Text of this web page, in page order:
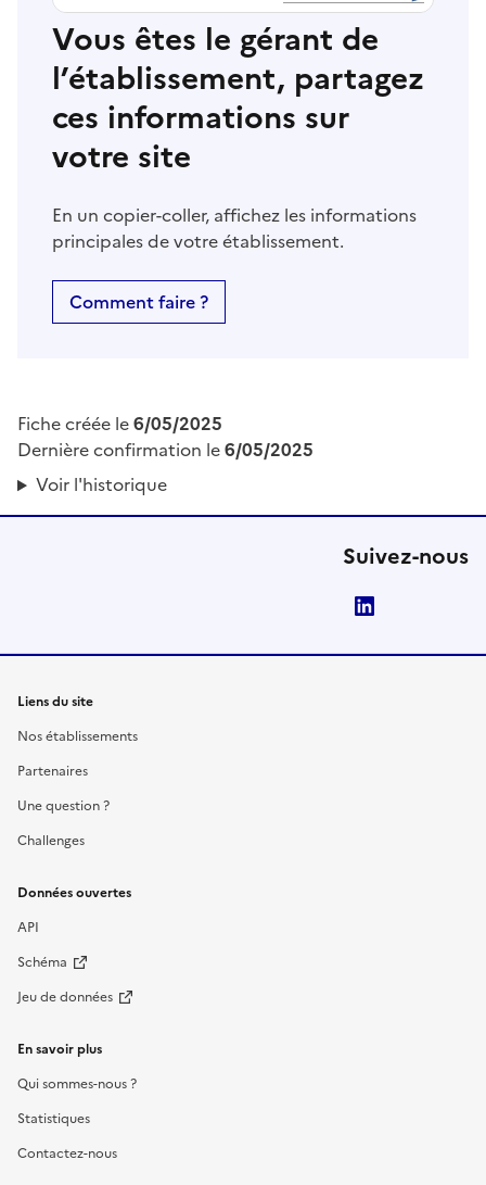
Vous êtes le gérant de
l’établissement, partagez
ces informations sur
votre site
En un copier-coller, affichez les informations
principales de votre établissement.
Comment faire ?
Fiche créée le6/05/2025
Dernière confirmation le6/05/2025
Voir l'historique
Suivez-nous
Liens du site
Nos établissements
Partenaires
Une question ?
Challenges
Données ouvertes
API
Schéma
Jeu de données
En savoir plus
Qui sommes-nous ?
Statistiques
Contactez-nous